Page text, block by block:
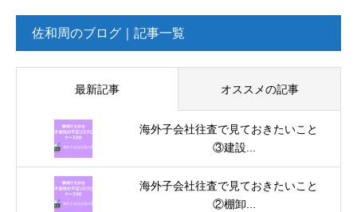
佐和周のブログ｜記事一覧
最新記事 オススメの記事
海外子会社往査で見ておきたいこと
③建設...
海外子会社往査で見ておきたいこと
②棚卸...